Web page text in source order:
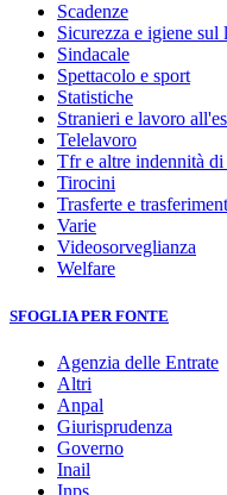
Scadenze
Sicurezza e igiene sul
Sindacale
Spettacolo e sport
Statistiche
Stranieri e lavoro
Telelavoro
Tfr e altre indennità
Tirocini
Trasferte e
Varie
Videosorveglianza
Welfare
SFOGLIA PER FONTE
Agenzia delle Entrate
Altri
Anpal
Giurisprudenza
Governo
Inail
Inps